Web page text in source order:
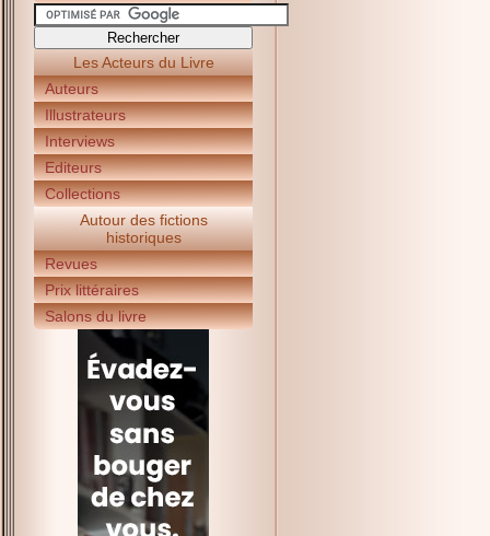
Les Acteurs du Livre
Auteurs
Illustrateurs
Interviews
Editeurs
Collections
Autour des fictions
historiques
Revues
Prix littéraires
Salons du livre